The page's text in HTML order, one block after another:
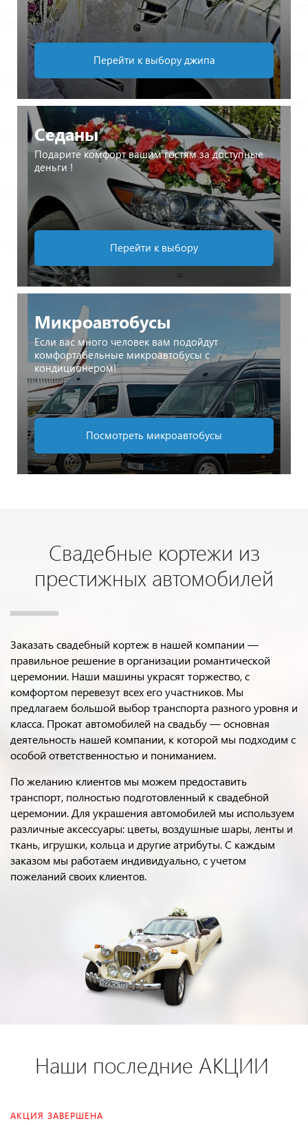
Перейти к выбору джипа
Седаны
Подарите комфорт вашим гостям за доступные
деньги !
Перейти к выбору
Микроавтобусы
Если вас много человек вам подойдут
комфортабельные микроавтобусы с
кондиционером!
Посмотреть микроавтобусы
Свадебные кортежи из
престижных автомобилей
Заказать свадебный кортеж в нашей компании —
правильное решение в организации романтической
церемонии. Наши машины украсят торжество, с
комфортом перевезут всех его участников. Мы
предлагаем большой выбор транспорта разного уровня и
класса. Прокат автомобилей на свадьбу — основная
деятельность нашей компании, к которой мы подходим с
особой ответственностью и пониманием.
По желанию клиентов мы можем предоставить
транспорт, полностью подготовленный к свадебной
церемонии. Для украшения автомобилей мы используем
различные аксессуары: цветы, воздушные шары, ленты и
ткань, игрушки, кольца и другие атрибуты. С каждым
заказом мы работаем индивидуально, с учетом
пожеланий своих клиентов.
Наши последние АКЦИИ
АКЦИЯ ЗАВЕРШЕНА